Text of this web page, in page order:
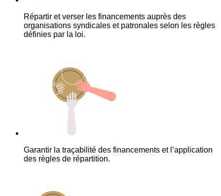
Répartir et verser les financements auprès des
organisations syndicales et patronales selon les règles
définies par la loi.
Garantir la traçabilité des financements et l’application
des règles de répartition.